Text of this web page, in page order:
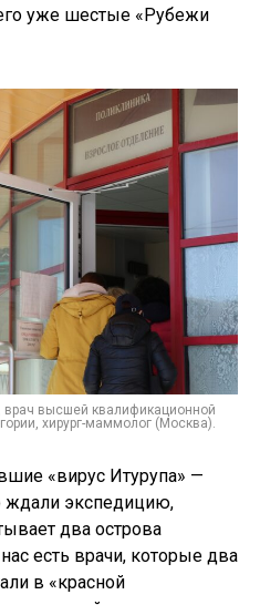
уже шестые «Рубежи
врач высшей квалификационной
хирург-маммолог (Москва).
«вирус Итурупа» —
ждали экспедицию,
два острова
есть врачи, которые два
в «красной